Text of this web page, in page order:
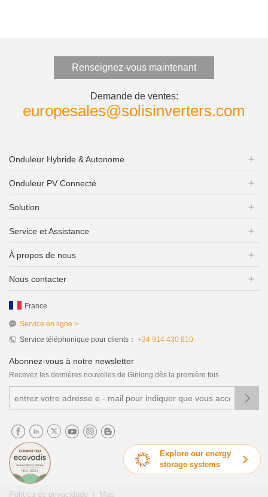
Explore our energy
storage systems
Renseignez-vous maintenant
Demande de ventes:
europesales@solisinverters.com
Onduleur Hybride & Autonome
Onduleur PV Connecté
Solution
Service et Assistance
À propos de nous
Nous contacter
France
Service en ligne >
Service téléphonique pour clients： +34 914 430 810
Abonnez-vous à notre newsletter
Recevez les dernières nouvelles de Ginlong dès la première fois

Política de privacidade Map